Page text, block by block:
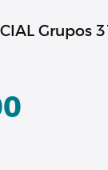
Grupos